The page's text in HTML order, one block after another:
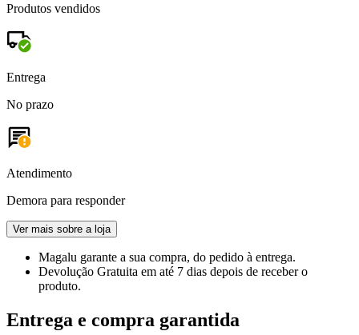
Produtos vendidos
Entrega
No prazo
Atendimento
Demora para responder
Ver mais sobre a loja
Magalu garante a sua compra, do pedido à entrega.
Devolução Gratuita em até 7 dias depois de receber o
produto.
Entrega e compra garantida